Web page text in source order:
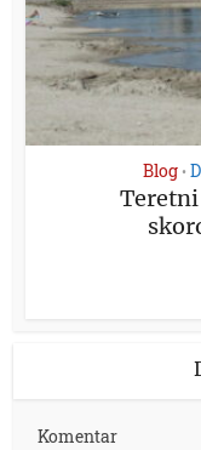
Blog •
Teretni
Komentar